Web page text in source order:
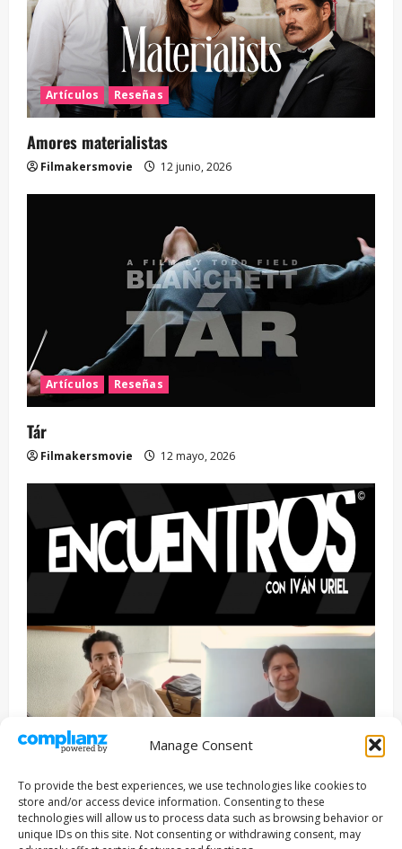
Manage Consent
To provide the best experiences, we use technologies like cookies to
store and/or access device information. Consenting to these
technologies will allow us to process data such as browsing behavior or
unique IDs on this site. Not consenting or withdrawing consent, may
Artículos Reseñas
Amores materialistas
Filmakersmovie 12 junio, 2026
Artículos Reseñas
Tár
Filmakersmovie 12 mayo, 2026
Entrevista Series
ENCUENTROS CON IVÁN URIEL T3E22: JUAN PATRICIO
RIVEROLL
Filmakersmovie 5 mayo, 2026